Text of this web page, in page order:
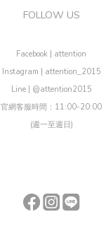
FOLLOW US
Facebook | attention
Instagram | attention_2015
Line | @attention2015
官網客服時間：11:00-20:00
(週一至週日)